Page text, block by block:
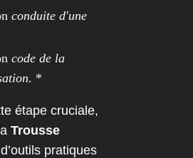
conduite d'une
code de la
*
étape cruciale,
Trousse
pratiques